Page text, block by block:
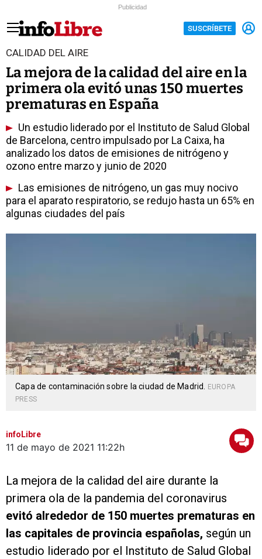
Publicidad
SUSCRÍBETE
CALIDAD DEL AIRE
La mejora de la calidad del aire en la
primera ola evitó unas 150 muertes
prematuras en España
Un estudio liderado por el Instituto de Salud Global
de Barcelona, centro impulsado por La Caixa, ha
analizado los datos de emisiones de nitrógeno y
ozono entre marzo y junio de 2020
Las emisiones de nitrógeno, un gas muy nocivo
para el aparato respiratorio, se redujo hasta un 65% en
algunas ciudades del país
Capa de contaminación sobre la ciudad de Madrid.
EUROPA
PRESS
infoLibre
11 de mayo de 2021 11:22h
La mejora de la calidad del aire durante la
primera ola de la pandemia del coronavirus
evitó alrededor de 150 muertes prematuras en
las capitales de provincia españolas, según un
estudio liderado por el Instituto de Salud Global